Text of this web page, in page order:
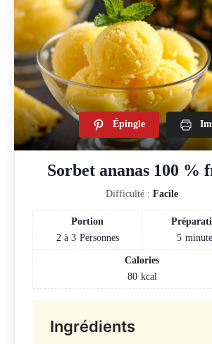
Épingle
Sorbet ananas 100 %
Difficulté :Facile
Portion
2 à 3 Personnes
5
Calories
80 kcal
Ingrédients